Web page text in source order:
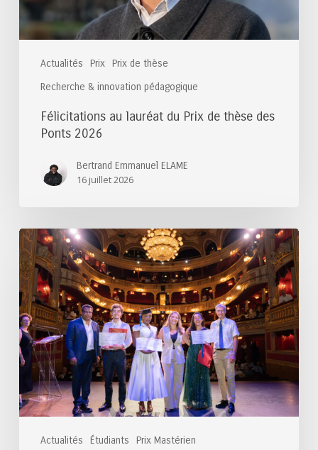
Actualités Prix Prix de thèse
Recherche & innovation pédagogique
Ponts
2026
Félicitations au lauréat du Prix de thèse des
Ponts 2026
Bertrand Emmanuel ELAME
16 juillet 2026
Actualités Étudiants Prix Mastérien
Félicitations
aux
lauréats
du
Prix
du
Mastérien
2025